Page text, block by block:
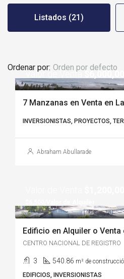
Listados (21)
Ordenar por: Orden por defecto
Valor de Venta
INVERSIONISTAS, PROYECTOS,
Abraham Abullarade
CENTRO NACIONAL DE REGISTRO
3 540.86 m² de
EDIFICIOS, INVERSIONISTAS